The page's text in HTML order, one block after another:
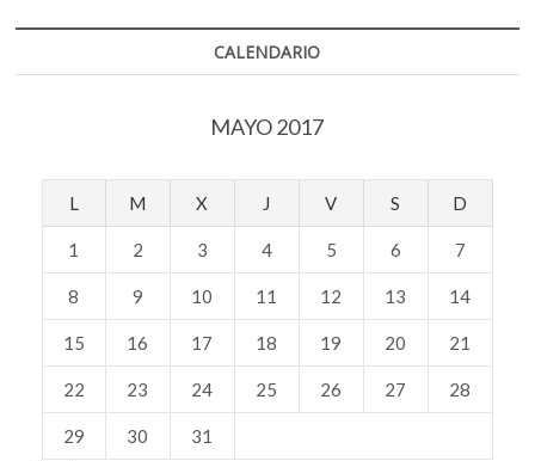
CALENDARIO
MAYO 2017
L M X J V S D
1 2 3 4 5 6 7
8 9 10 11 12 13 14
15 16 17 18 19 20 21
22 23 24 25 26 27 28
29 30
31